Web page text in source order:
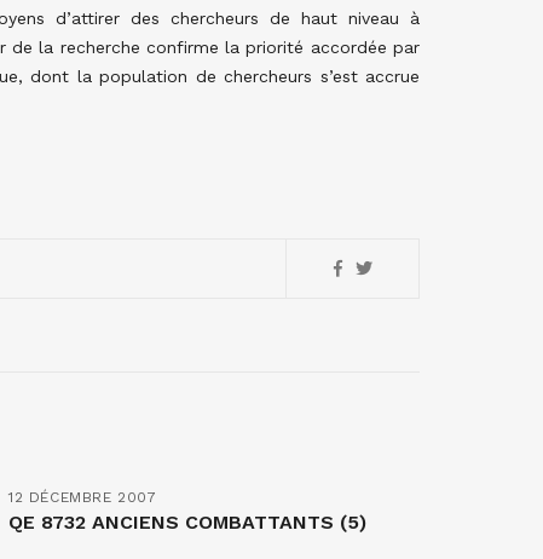
d’attirer des chercheurs de haut niveau à
de la recherche confirme la priorité accordée par
dont la population de chercheurs s’est accrue
12 DÉCEMBRE 2007
QE 8732 ANCIENS COMBATTANTS (5)